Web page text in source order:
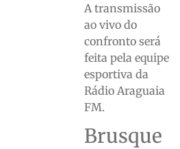
A transmissão
ao vivo do
confronto será
feita pela equipe
esportiva da
Rádio Araguaia
FM.
Brusque